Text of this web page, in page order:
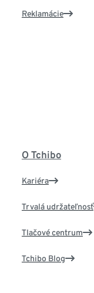
Reklamácie
O Tchibo
Kariéra
Trvalá udržateľnosť
Tlačové centrum
Tchibo Blog